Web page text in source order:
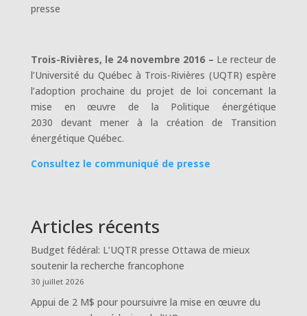
presse
Trois-Rivières, le 24 novembre 2016 – Le recteur de
l’Université du Québec à Trois-Rivières (UQTR) espère
l’adoption prochaine du projet de loi concernant la
mise en œuvre de la Politique énergétique
2030 devant mener à la création de Transition
énergétique Québec.
Consultez le communiqué de presse
Articles récents
Budget fédéral: L’UQTR presse Ottawa de mieux
soutenir la recherche francophone
30 juillet 2026
Appui de 2 M$ pour poursuivre la mise en œuvre du